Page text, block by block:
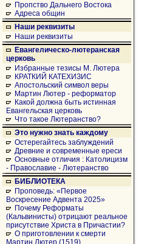
Пропство Дальнего Востока
Адреса общин
Наши реквизиты
Наши реквизиты
Евангелическо-лютеранская
церковь
Избранные тезисы М. Лютера
КРАТКИЙ КАТЕХИЗИС
Апостольский символ веры
Мартин Лютер - реформатор
Какой должна быть истинная
Евангельская церковь
Что такое Лютеранство?
Это нужно знать каждому
Остерегайтесь заблуждений
Древние и современные ереси
Основные отличия : Католицизм
- Православие - Лютеранство
БИБЛИОТЕКА
Проповедь: «Первое
Воскресение Адвента 2025»
Почему Реформаты
(Кальвинисты) отрицают реальное
присутствие Христа в Причастии?
О приготовлении к смерти
Мартин Лютер (1519)